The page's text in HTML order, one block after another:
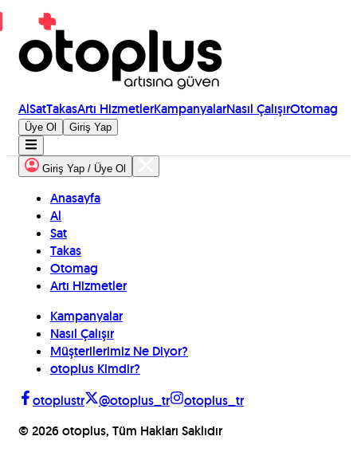
AlSatTakasArtı HizmetlerKampanyalarNasıl ÇalışırOtomag
Üye Ol Giriş Yap
Giriş Yap / Üye Ol
Anasayfa
Al
Sat
Takas
Otomag
Artı Hizmetler
Kampanyalar
Nasıl Çalışır
Müşterilerimiz Ne Diyor?
otoplus Kimdir?
otoplustr
@otoplus_tr
otoplus_tr
© 2026 otoplus, Tüm Hakları Saklıdır